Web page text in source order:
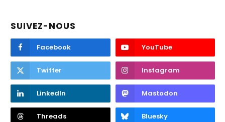
SUIVEZ-NOUS
Facebook YouTube
Twitter Instagram
LinkedIn Mastodon
Threads Bluesky